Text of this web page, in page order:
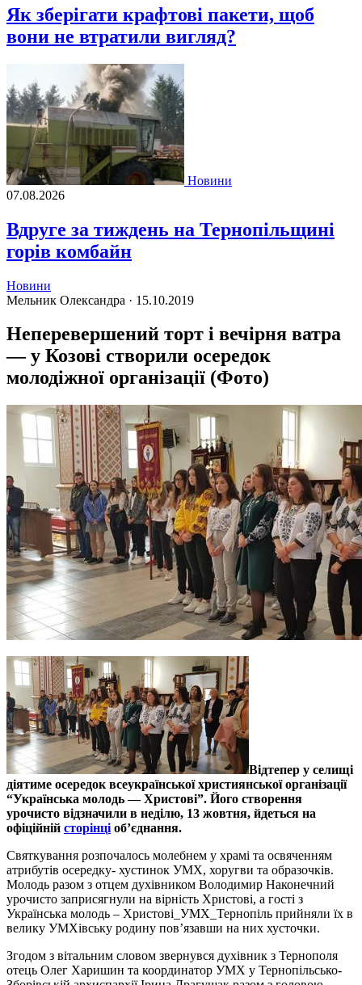
Як зберігати крафтові пакети, щоб
вони не втратили вигляд?
Новини
07.08.2026
Вдруге за тиждень на Тернопільщині
горів комбайн
Новини
Мельник Олександра · 15.10.2019
Неперевершений торт і вечірня ватра
— у Козові створили осередок
молодіжної організації (Фото)
Відтепер у селищі
діятиме осередок всеукраїнської християнської організації
“Українська молодь — Христові”. Його створення
урочисто відзначили в неділю, 13 жовтня, йдеться на
офіційній сторінці об’єднання.
Святкування розпочалось молебнем у храмі та освяченням
атрибутів осередку- хустинок УМХ, хоругви та образочків.
Молодь разом з отцем духівником Володимир Наконечний
урочисто заприсягнули на вірність Христові, а гості з
Українська молодь – Христові_УМХ_Тернопіль прийняли їх в
велику УМХівську родину пов’язавши на них хусточки.
Згодом з вітальним словом звернувся духівник з Тернополя
отець Олег Харишин та координатор УМХ у Тернопільсько-